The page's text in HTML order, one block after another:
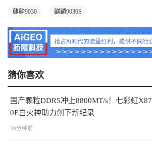
麒麟9030 麒麟9030S
猜你喜欢
国产颗粒DDR5冲上8800MT/s！七彩虹X87
0E白火神助力创下新纪录
39分钟前